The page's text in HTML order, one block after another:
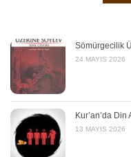
Sömürgecilik
24 MAYIS 2026
Kur’an’da Din
13 MAYIS 2026